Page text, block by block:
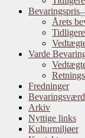
Bevaringspris
Årets
Varde
Fredninger
Arkiv
Nyttige links
Kulturmiljøer